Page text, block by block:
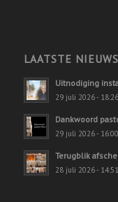
LAATSTE NIEUWS
Uitnodiging
29 juli 2026 - 18:26
Dankwoord
29 juli 2026 - 16:00
Terugblik
28 juli 2026 - 14:51